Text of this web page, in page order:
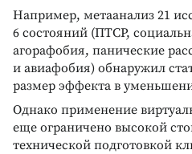
Например, метаанализ 21
6 состояний (ПТСР,
агорафобия, панические
и авиафобия) обнаружил
размер эффекта в
Однако применение
еще ограничено высокой
технической подготовкой